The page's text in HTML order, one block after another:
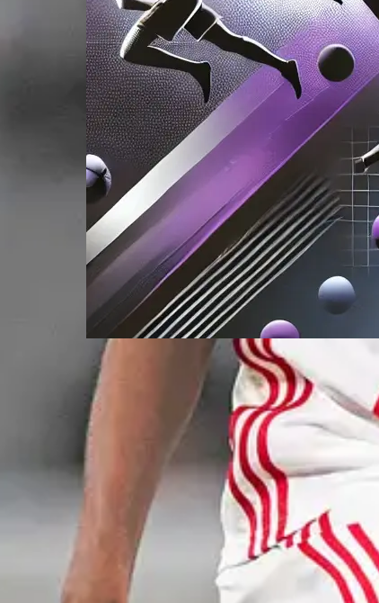
Calandlyceum
Calandlyceum is dé
school voor jonge
Nederland
Lees verder
Calandlyceum